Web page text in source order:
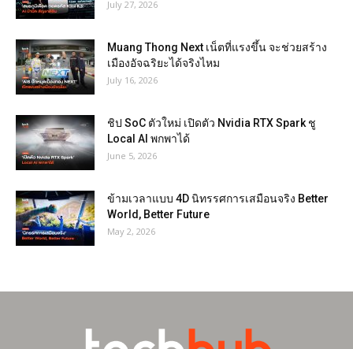
July 27, 2026
Muang Thong Next เน็ตที่แรงขึ้น จะช่วยสร้าง
เมืองอัจฉริยะได้จริงไหม
July 16, 2026
ชิป SoC ตัวใหม่ เปิดตัว Nvidia RTX Spark ชู
Local AI พกพาได้
June 5, 2026
ข้ามเวลาแบบ 4D นิทรรศการเสมือนจริง Better
World, Better Future
May 2, 2026